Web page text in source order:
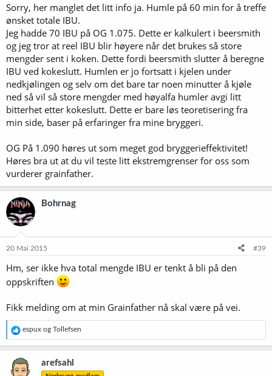
Sorry, her manglet det litt info ja. Humle på 60 min for å treffe
ønsket totale IBU.
Jeg hadde 70 IBU på OG 1.075. Dette er kalkulert i beersmith
og jeg tror at reel IBU blir høyere når det brukes så store
mengder sent i koken. Dette fordi beersmith slutter å beregne
IBU ved kokeslutt. Humlen er jo fortsatt i kjelen under
nedkjølingen og selv om det bare tar noen minutter å kjøle
ned så vil så store mengder med høyalfa humler avgi litt
bitterhet etter kokeslutt. Dette er bare løs teoretisering fra
min side, baser på erfaringer fra mine bryggeri.
OG På 1.090 høres ut som meget god bryggerieffektivitet!
Høres bra ut at du vil teste litt ekstremgrenser for oss som
vurderer grainfather.
Bohrnag
20 Mai 2015 #39
Hm, ser ikke hva total mengde IBU er tenkt å bli på den
oppskriften
Fikk melding om at min Grainfather nå skal være på vei.
R
e
a
k
s
espux og Tollefsen
arefsahl